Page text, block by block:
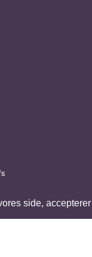
side, accepterer